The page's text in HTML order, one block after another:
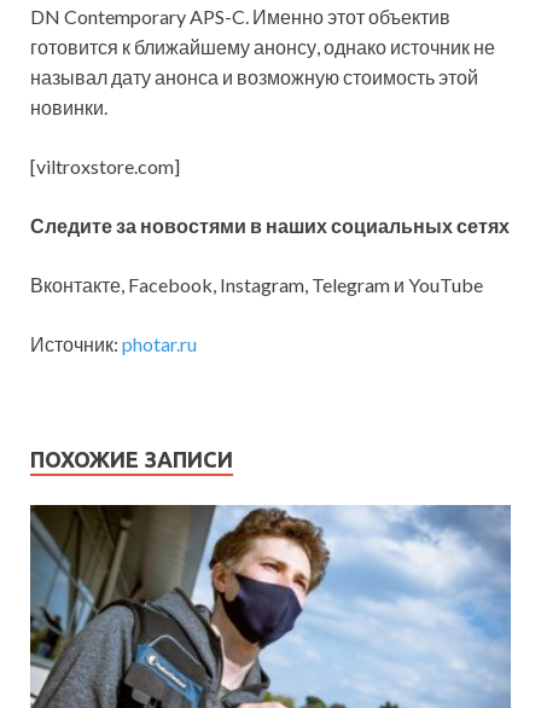
DN Contemporary APS-C. Именно этот объектив
готовится к ближайшему анонсу, однако источник не
называл дату анонса и возможную стоимость этой
новинки.
[viltroxstore.com]
Следите за новостями в наших социальных сетях
Вконтакте, Facebook, Instagram, Telegram и YouTube
Источник: photar.ru
ПОХОЖИЕ ЗАПИСИ